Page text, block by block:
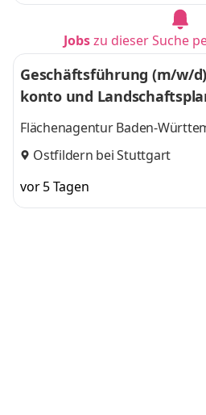
Jobszu dieser Suche
Geschäftsführung (m/w/
konto und
Flächenagentur Baden-
GmbH
Ostfildern bei Stuttgart
vor 5 Tagen